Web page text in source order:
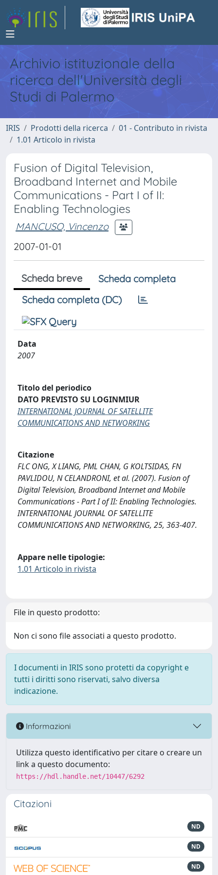
Archivio istituzionale della
ricerca dell'Università degli
Studi di Palermo
IRIS Prodotti della ricerca
01 - Contributo in rivista
1.01 Articolo in rivista
Fusion of Digital Television,
Broadband Internet and Mobile
Communications - Part I of II:
Enabling Technologies
MANCUSO, Vincenzo
2007-01-01
Scheda breve
Scheda completa
Scheda completa (DC)
Data
2007
Titolo del periodico
DATO PREVISTO SU LOGINMIUR
INTERNATIONAL JOURNAL OF SATELLITE
COMMUNICATIONS AND NETWORKING
Citazione
FLC ONG, X LIANG, PML CHAN, G KOLTSIDAS, FN
PAVLIDOU, N CELANDRONI, et al. (2007). Fusion of
Digital Television, Broadband Internet and Mobile
Communications - Part I of II: Enabling Technologies.
INTERNATIONAL JOURNAL OF SATELLITE
COMMUNICATIONS AND NETWORKING, 25, 363-407.
Appare nelle tipologie:
1.01 Articolo in rivista
File in questo prodotto:
Non ci sono file associati a questo prodotto.
I documenti in IRIS sono protetti da copyright e
tutti i diritti sono riservati, salvo diversa
indicazione.
Informazioni
Utilizza questo identificativo per citare o creare un
link a questo documento:
https://hdl.handle.net/10447/6292
Citazioni
ND
ND
ND